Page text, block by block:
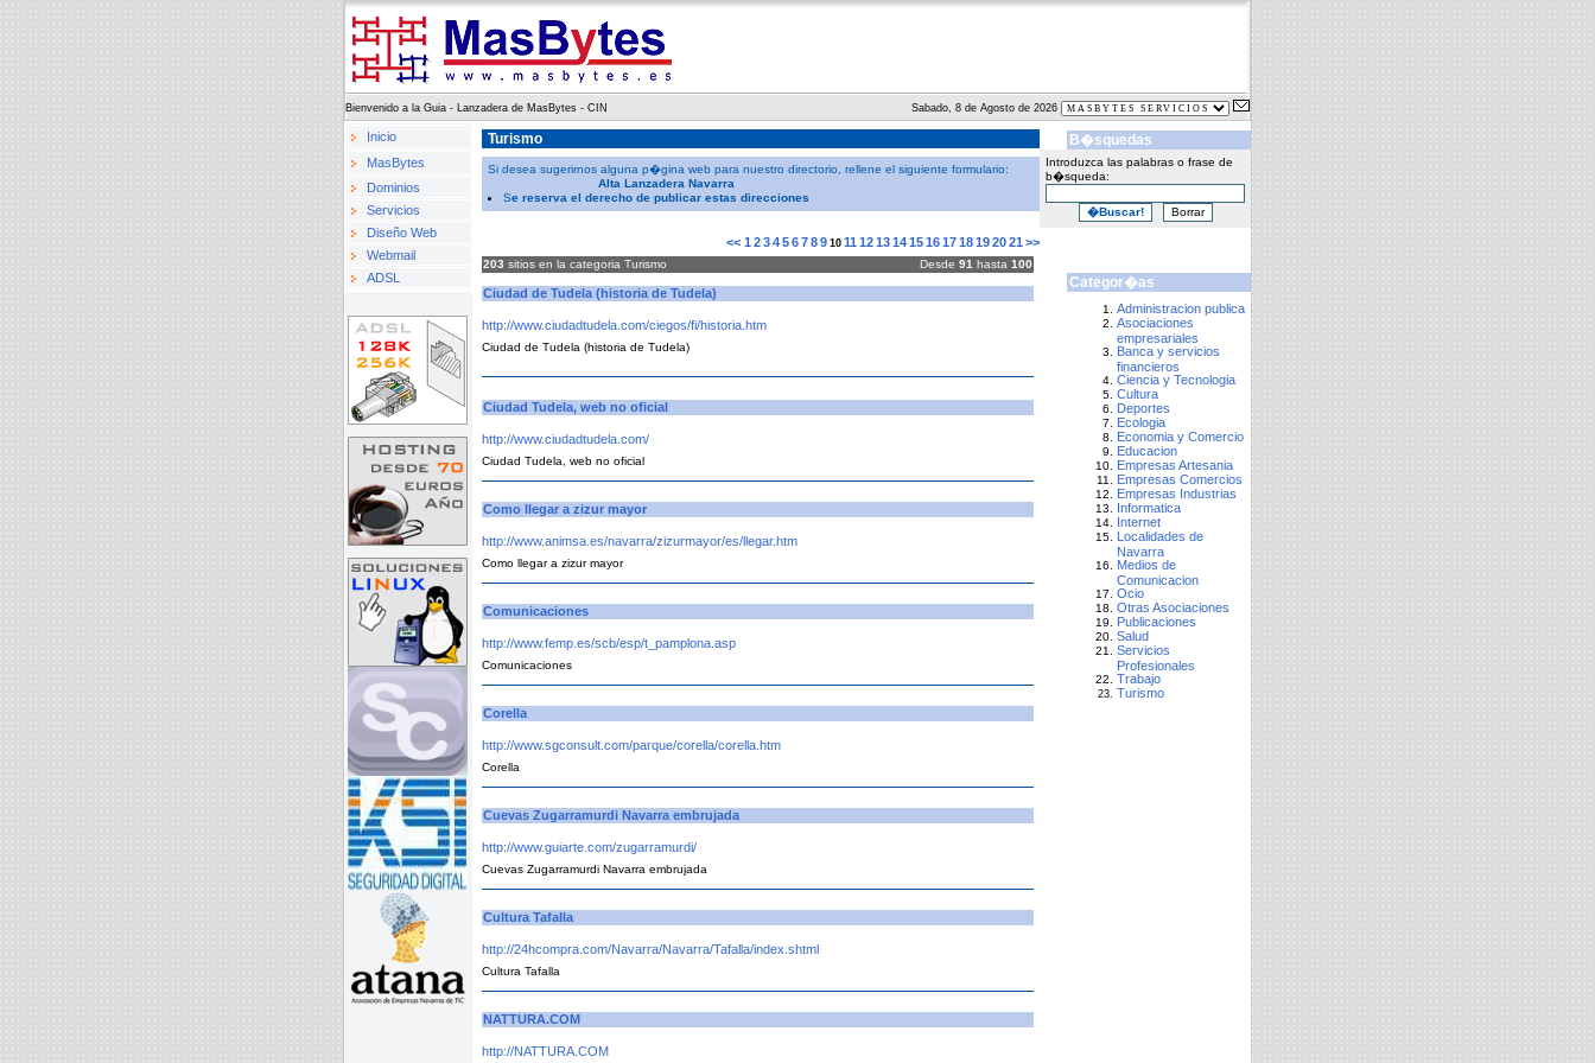
Bienvenido a la Guia - Lanzadera de MasBytes - CIN Sabado, 8 de Agosto de 2026
Inicio
MasBytes
Dominios
Servicios
Diseño Web
Webmail
ADSL
Turismo
Si desea sugerirnos alguna p�gina web para nuestro directorio, rellene el siguiente formulario:
Alta Lanzadera Navarra
Se reserva el derecho de publicar estas direcciones
<< 1 23456789 10 11 12131415161718192021 >>
203 sitios en la categoria Turismo Desde 91 hasta 100
Ciudad de Tudela (historia de Tudela)
http://www.ciudadtudela.com/ciegos/fi/historia.htm
Ciudad de Tudela (historia de Tudela)
Ciudad Tudela, web no oficial
http://www.ciudadtudela.com/
Ciudad Tudela, web no oficial
Como llegar a zizur mayor
http://www.animsa.es/navarra/zizurmayor/es/llegar.htm
Como llegar a zizur mayor
Comunicaciones
http://www.femp.es/scb/esp/t_pamplona.asp
Comunicaciones
Corella
http://www.sgconsult.com/parque/corella/corella.htm
Corella
Cuevas Zugarramurdi Navarra embrujada
http://www.guiarte.com/zugarramurdi/
Cuevas Zugarramurdi Navarra embrujada
Cultura Tafalla
http://24hcompra.com/Navarra/Navarra/Tafalla/index.shtml
Cultura Tafalla
NATTURA.COM
http://NATTURA.COM
B�squedas
Introduzca las palabras o frase de
b�squeda:
Categor�as
Administracion publica
Asociaciones
empresariales
Banca y servicios
financieros
Ciencia y Tecnologia
Cultura
Deportes
Ecologia
Economia y Comercio
Educacion
Empresas Artesania
Empresas Comercios
Empresas Industrias
Informatica
Internet
Localidades de
Navarra
Medios de
Comunicacion
Ocio
Otras Asociaciones
Publicaciones
Salud
Servicios
Profesionales
Trabajo
Turismo